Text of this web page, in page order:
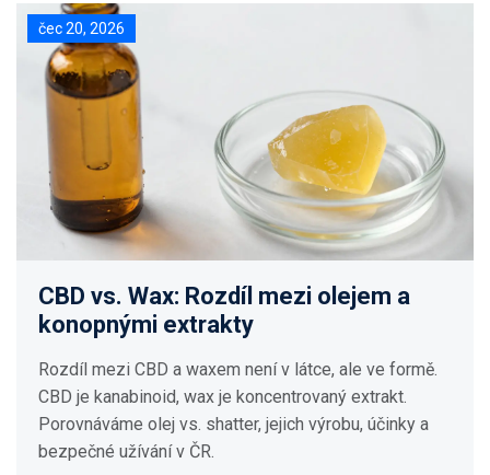
čec 20, 2026
CBD vs. Wax: Rozdíl mezi olejem a
konopnými extrakty
Rozdíl mezi CBD a waxem není v látce, ale ve formě.
CBD je kanabinoid, wax je koncentrovaný extrakt.
Porovnáváme olej vs. shatter, jejich výrobu, účinky a
bezpečné užívání v ČR.